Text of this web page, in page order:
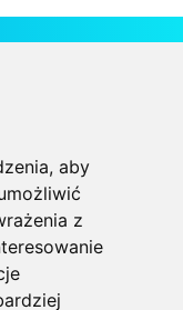
aby
z
212